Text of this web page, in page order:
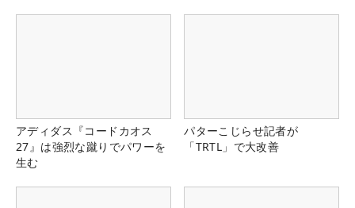
アディダス『コードカオス
27』は強烈な蹴りでパワーを
生む
パターこじらせ記者が
「TRTL」で大改善